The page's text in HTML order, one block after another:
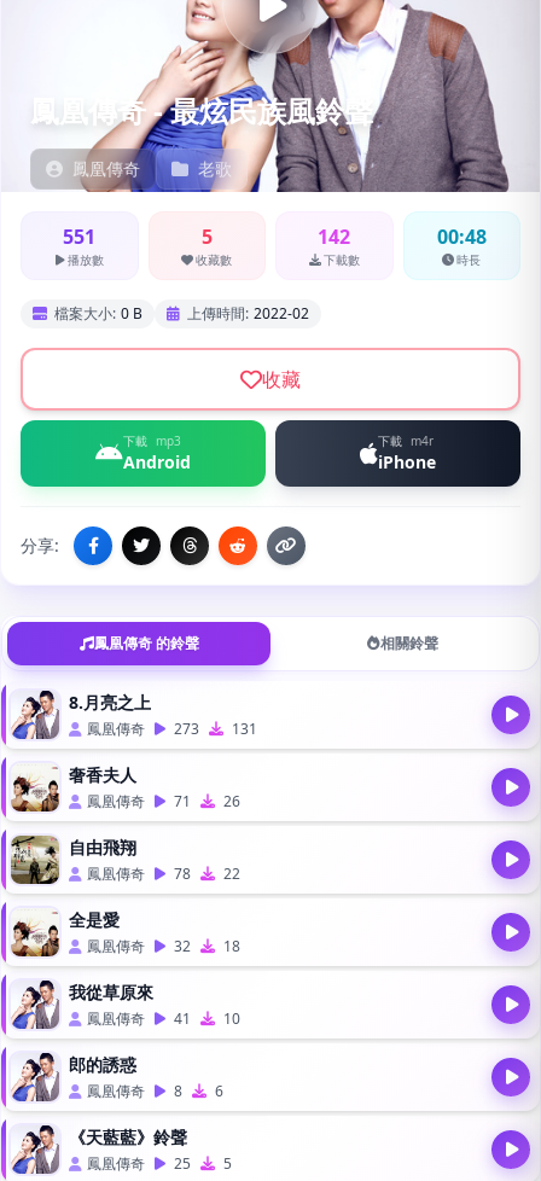
鳳凰傳奇 - 最炫民族風鈴聲
鳳凰傳奇 老歌
551
播放數
5
收藏數
142
下載數
00:48
時長
檔案大小: 0 B 上傳時間: 2022-02
收藏
下載 mp3
Android
下載 m4r
iPhone
分享:
鳳凰傳奇 的鈴聲 相關鈴聲
8.月亮之上
鳳凰傳奇 273 131
奢香夫人
鳳凰傳奇 71 26
自由飛翔
鳳凰傳奇 78 22
全是愛
鳳凰傳奇 32 18
我從草原來
鳳凰傳奇 41 10
郎的誘惑
鳳凰傳奇 8 6
《天藍藍》鈴聲
鳳凰傳奇 25 5